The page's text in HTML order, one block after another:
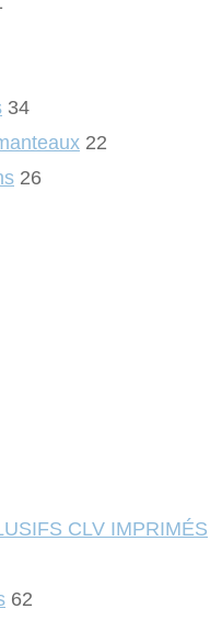
34
22
26
CLV IMPRIMÉS
62